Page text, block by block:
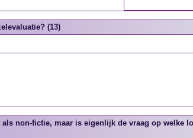
(13)
als non-fictie, maar is eigenlijk de vraag op welke